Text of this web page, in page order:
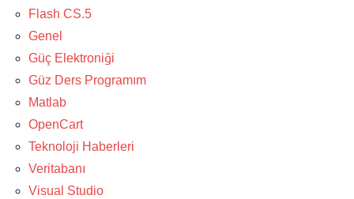
Flash CS.5
Genel
Güç Elektroniği
Güz Ders Programım
Matlab
OpenCart
Teknoloji Haberleri
Veritabanı
Visual Studio